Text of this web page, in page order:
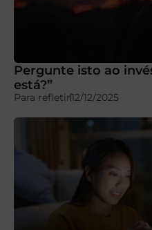
Pergunte isto ao
está?”
Para refletir12/12/2025